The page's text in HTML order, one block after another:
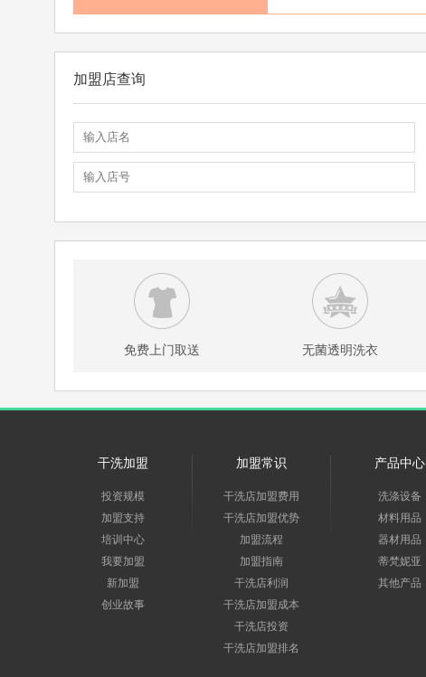
加盟店查询
免费上门取送 无菌透明洗衣
干洗加盟
投资规模
加盟支持
培训中心
我要加盟
新加盟
创业故事
加盟常识
干洗店加盟费用
干洗店加盟优势
加盟流程
加盟指南
干洗店利润
干洗店加盟成本
干洗店投资
干洗店加盟排名
产品中心
洗涤设备
材料用品
器材用品
蒂梵妮亚
其他产品